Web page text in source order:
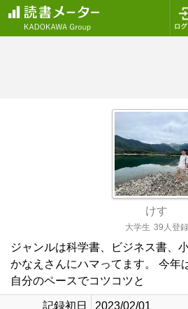
けす
大学生 39人登録
ジャンルは科学書、ビジネス書、
かなえさんにハマってます。 今年
自分のペースでコツコツと
記録初日
2023/02/01